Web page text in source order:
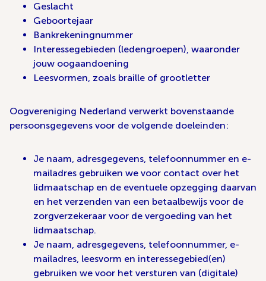
Geslacht
Geboortejaar
Bankrekeningnummer
Interessegebieden (ledengroepen), waaronder
jouw oogaandoening
Leesvormen, zoals braille of grootletter
Oogvereniging Nederland verwerkt bovenstaande
persoonsgegevens voor de volgende doeleinden:
Je naam, adresgegevens, telefoonnummer en e-
mailadres gebruiken we voor contact over het
lidmaatschap en de eventuele opzegging daarvan
en het verzenden van een betaalbewijs voor de
zorgverzekeraar voor de vergoeding van het
lidmaatschap.
Je naam, adresgegevens, telefoonnummer, e-
mailadres, leesvorm en interessegebied(en)
gebruiken we voor het versturen van (digitale)